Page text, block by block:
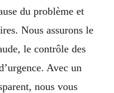
du problème et
Nous assurons le
le contrôle des
Avec un
nous vous